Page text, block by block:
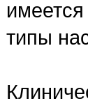
типы